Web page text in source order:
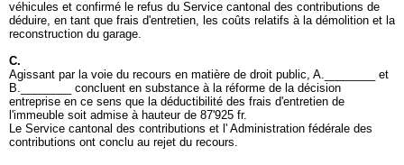
véhicules et confirmé le refus du Service cantonal des contributions de
déduire, en tant que frais d'entretien, les coûts relatifs à la démolition et la
reconstruction du garage.
C.
Agissant par la voie du recours en matière de droit public, A.________ et
B.________ concluent en substance à la réforme de la décision
entreprise en ce sens que la déductibilité des frais d'entretien de
l'immeuble soit admise à hauteur de 87'925 fr.
Le Service cantonal des contributions et l' Administration fédérale des
contributions ont conclu au rejet du recours.